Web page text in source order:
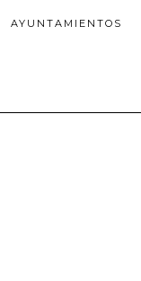
AYUNTAMIENTOS